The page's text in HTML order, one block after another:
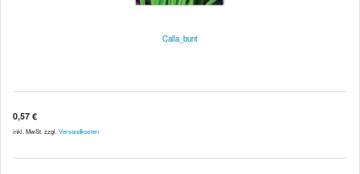
Calla_bunt
0,57 €
inkl. MwSt. zzgl. Versandkosten